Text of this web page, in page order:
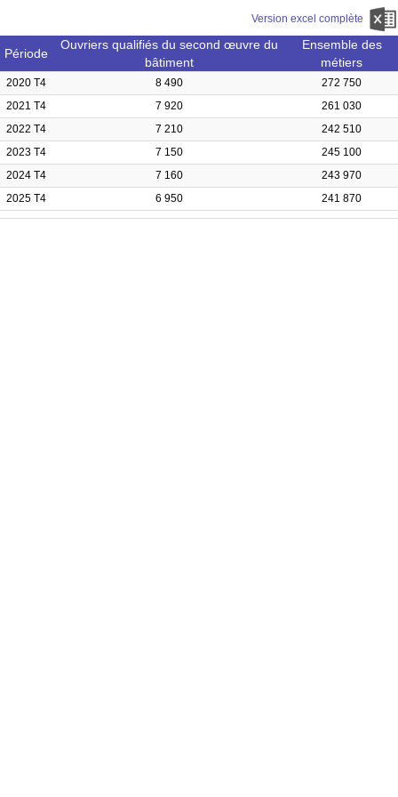
Version excel complète
Période
Ouvriers qualifiés du second œuvre du
bâtiment
Ensemble des
métiers
2020 T4 8 490
272 750
2021 T4
7 920
261 030
2022 T4
7 210
242 510
2023 T4
7 150
245 100
2024 T4
7 160
243 970
2025 T4
6 950 241 870